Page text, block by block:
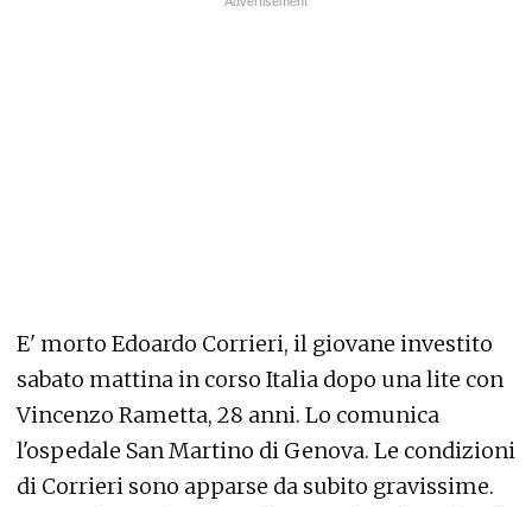
E' morto Edoardo Corrieri, il giovane investito
sabato mattina in corso Italia dopo una lite con
Vincenzo Rametta, 28 anni. Lo comunica
l'ospedale San Martino di Genova. Le condizioni
di Corrieri sono apparse da subito gravissime.